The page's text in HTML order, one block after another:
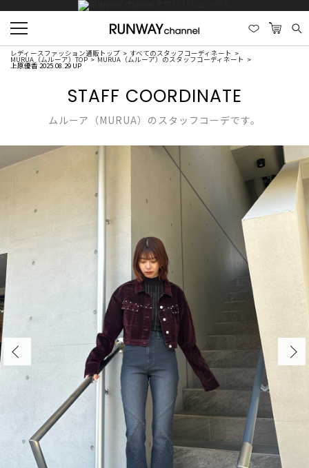
レディースファッション通販トップ すべてのスタッフコーディネート
MURUA（ムルーア）TOP MURUA（ムルーア）のスタッフコーディネート
上原優香 2025.08.29 UP
STAFF COORDINATE
ムルーア（MURUA）のスタッフコーデです。